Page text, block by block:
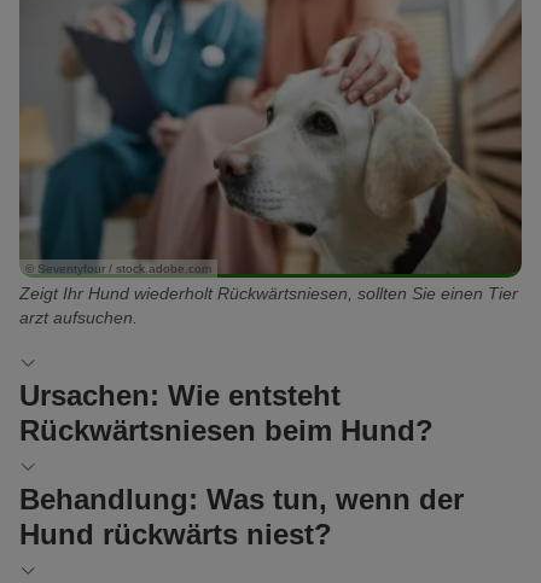
© Seventyfour / stock.adobe.com
Zeigt Ihr Hund wiederholt Rückwärtsniesen, sollten Sie einen Tier
arzt aufsuchen.
Ursachen: Wie entsteht
Rückwärtsniesen beim Hund?
Wieso Rückwärtsniesen beim Hund entsteht, ist bisher noch nicht
vollständig geklärt. Das Geräusch soll jedoch in den Choanen
entstehen – das sind die Öffnungen der Nasenhöhle in den
Behandlung: Was tun, wenn der
Hund rückwärts niest?